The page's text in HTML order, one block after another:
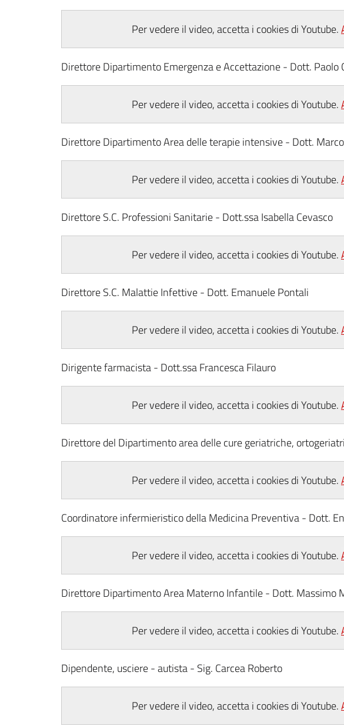
Per vedere il video, accetta i cookies di Youtube.
Direttore Dipartimento Emergenza e Accettazione - Dott. Paolo
Per vedere il video, accetta i cookies di Youtube.
Direttore Dipartimento Area delle terapie intensive - Dott.
Per vedere il video, accetta i cookies di Youtube.
Direttore S.C. Professioni Sanitarie - Dott.ssa Isabella Cevasco
Per vedere il video, accetta i cookies di Youtube.
Direttore S.C. Malattie Infettive - Dott. Emanuele Pontali
Per vedere il video, accetta i cookies di Youtube.
Dirigente farmacista - Dott.ssa Francesca Filauro
Per vedere il video, accetta i cookies di Youtube.
Direttore del Dipartimento area delle cure geriatriche,
Per vedere il video, accetta i cookies di Youtube.
Coordinatore infermieristico della Medicina Preventiva - Dott.
Per vedere il video, accetta i cookies di Youtube.
Direttore Dipartimento Area Materno Infantile - Dott. Massimo
Per vedere il video, accetta i cookies di Youtube.
Dipendente, usciere - autista - Sig. Carcea Roberto
Per vedere il video, accetta i cookies di Youtube.